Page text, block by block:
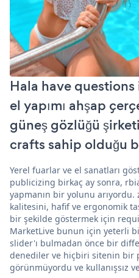
Hala have
el yapımı ahşap
güneş gözlüğü
crafts sahip olduğu
Yerel fuarlar ve el sanatları
publicizing birkaç ay sonra,
yapmanın bir yolunu
kalitesini, hafif ve ergonomik
bir şekilde göstermek için
MarketLive bunun için yeterli
slider'ı bulmadan önce bir
denediler ve hiçbiri sitenin bir
görünmüyordu ve kullanışsız